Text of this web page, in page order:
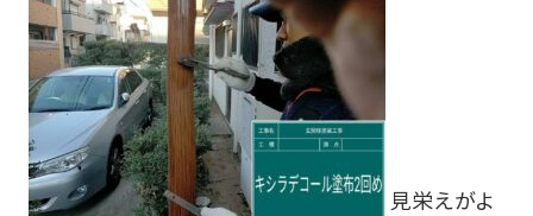
見栄えがよ